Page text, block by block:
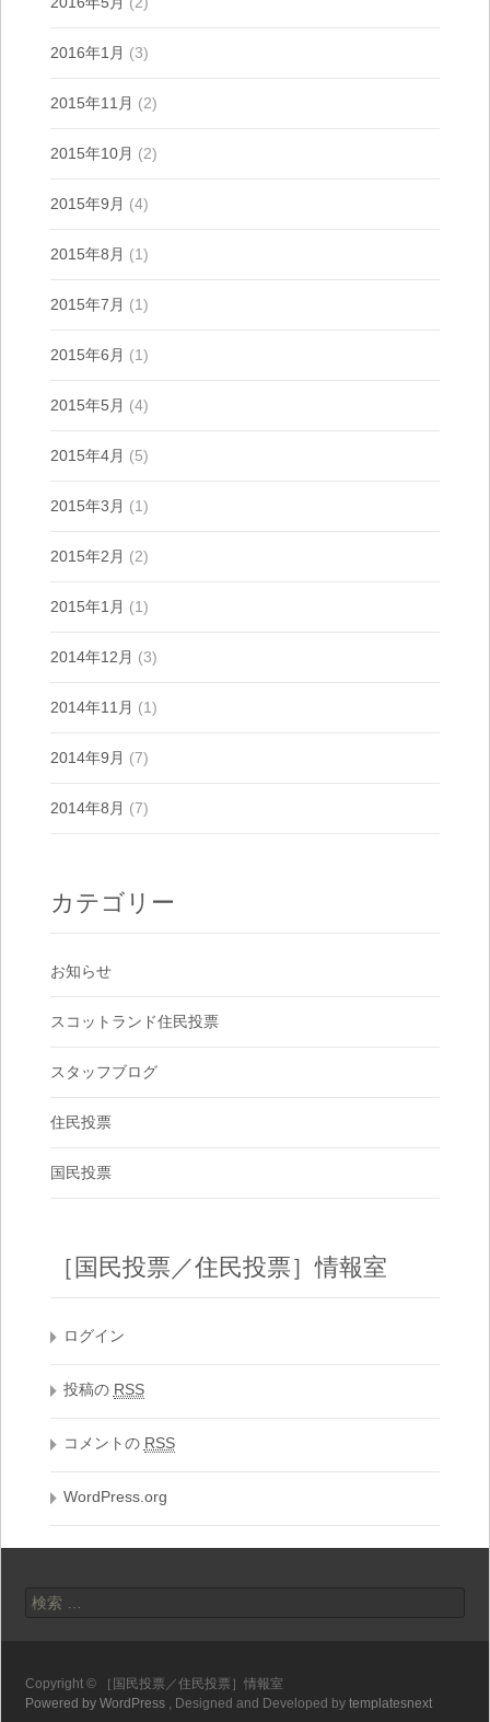
2016年1月 (3)
2015年11月 (2)
2015年10月 (2)
2015年9月 (4)
2015年8月 (1)
2015年7月 (1)
2015年6月 (1)
2015年5月 (4)
2015年4月 (5)
2015年3月 (1)
2015年2月 (2)
2015年1月 (1)
2014年12月 (3)
2014年11月 (1)
2014年9月 (7)
2014年8月 (7)
カテゴリー
お知らせ
スコットランド住民投票
スタッフブログ
住民投票
国民投票
［国民投票／住民投票］情報室
ログイン
投稿の RSS
コメントの RSS
WordPress.org
Copyright © ［国民投票／住民投票］情報室
Powered by WordPress , Designed and Developed bytemplatesnext